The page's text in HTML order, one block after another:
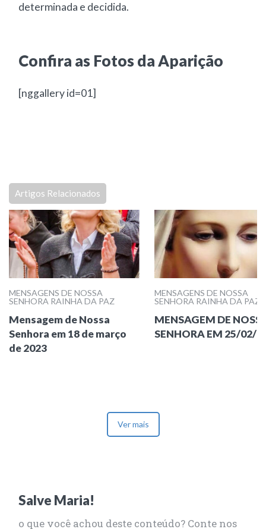
determinada e decidida.
Confira as Fotos da Aparição
[nggallery id=01]
Artigos Relacionados
MENSAGENS DE NOSSA
SENHORA RAINHA DA PAZ
Mensagem de Nossa
Senhora em 18 de março
de 2023
MENSAGENS DE NOSSA
SENHORA RAINHA DA PAZ
MENSAGEM DE
SENHORA EM 25/02/
Ver mais
Salve Maria!
o que você achou deste conteúdo? Conte nos